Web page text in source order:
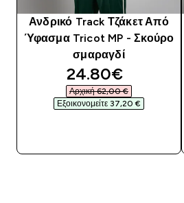
Ανδρικό Track Τζάκετ Από
Ύφασμα Tricot MP - Σκούρο
σμαραγδί
discounted price
24.80€‎
Αρχική 62,00 €‎
Εξοικονομείτε 37,20 €‎